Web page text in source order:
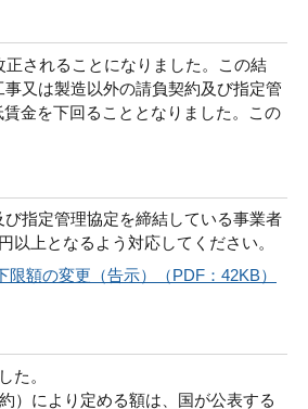
されることになりました。この結
又は製造以外の請負契約及び指定管
金を下回ることとなりました。この
指定管理協定を締結している事業者
以上となるよう対応してください。
額の変更（告示）（PDF：42KB）
た。
）により定める額は、国が公表する